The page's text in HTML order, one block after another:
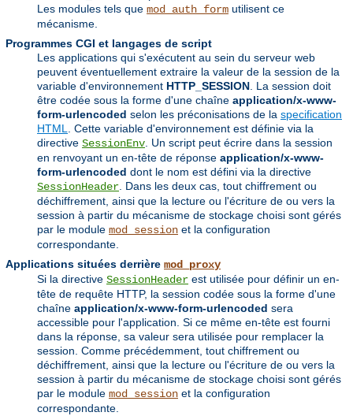
Les modules tels que mod_auth_form utilisent ce
mécanisme.
Programmes CGI et langages de script
Les applications qui s'exécutent au sein du serveur web
peuvent éventuellement extraire la valeur de la session de la
variable d'environnement HTTP_SESSION. La session doit
être codée sous la forme d'une chaîne application/x-www-
form-urlencoded selon les préconisations de la specification
HTML. Cette variable d'environnement est définie via la
directive SessionEnv. Un script peut écrire dans la session
en renvoyant un en-tête de réponse application/x-www-
form-urlencoded dont le nom est défini via la directive
SessionHeader. Dans les deux cas, tout chiffrement ou
déchiffrement, ainsi que la lecture ou l'écriture de ou vers la
session à partir du mécanisme de stockage choisi sont gérés
par le module mod_session et la configuration
correspondante.
Applications situées derrière mod_proxy
Si la directive SessionHeader est utilisée pour définir un en-
tête de requête HTTP, la session codée sous la forme d'une
chaîne application/x-www-form-urlencoded sera
accessible pour l'application. Si ce même en-tête est fourni
dans la réponse, sa valeur sera utilisée pour remplacer la
session. Comme précédemment, tout chiffrement ou
déchiffrement, ainsi que la lecture ou l'écriture de ou vers la
session à partir du mécanisme de stockage choisi sont gérés
par le module mod_session et la configuration
correspondante.